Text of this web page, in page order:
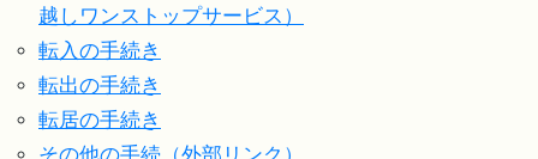
越しワンストップサービス）
転入の手続き
転出の手続き
転居の手続き